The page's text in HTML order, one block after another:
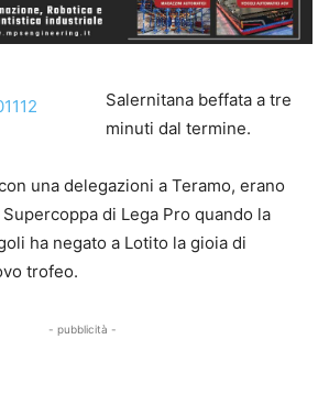
Salernitana beffata a tre
minuti dal termine.
una delegazioni a Teramo, erano
di Lega Pro quando la
ha negato a Lotito la gioia di
trofeo.
- pubblicità -